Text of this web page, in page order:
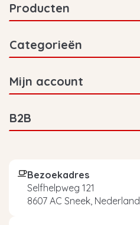
Producten
Categorieën
Mijn account
B2B
Bezoekadres
Selfhelpweg 121
8607 AC Sneek, Nederland